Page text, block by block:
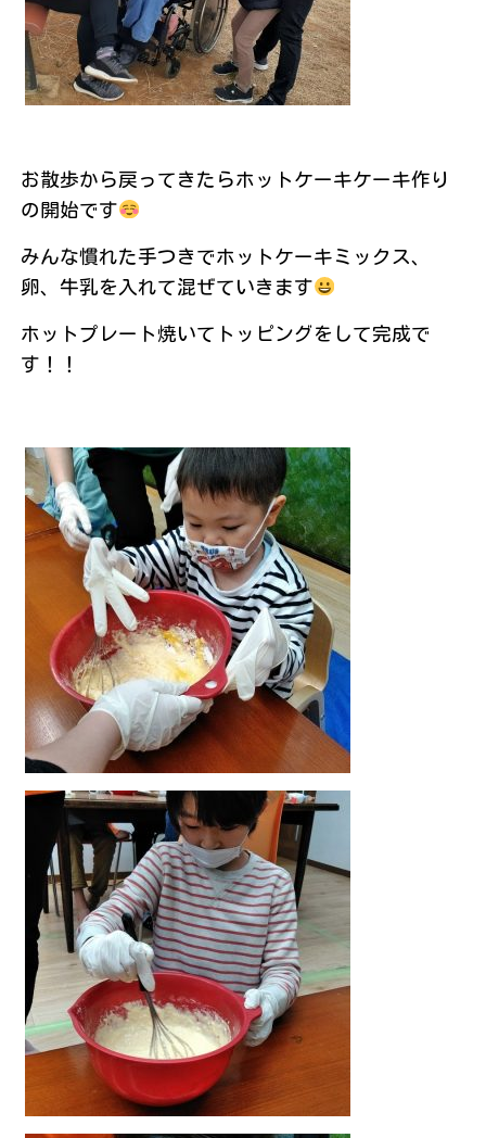
お散歩から戻ってきたらホットケーキケーキ作り
の開始です
みんな慣れた手つきでホットケーキミックス、
卵、牛乳を入れて混ぜていきます
ホットプレート焼いてトッピングをして完成で
す！！